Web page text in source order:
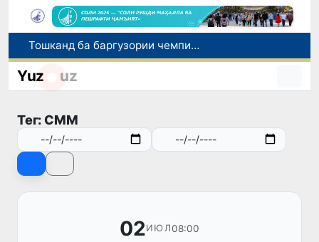
Тошканд ба баргузории чемпионати Осиё оид ба вазнабардорӣ омодагӣ мебинад
Шаҳрвандони Ӯзбекистон метавонанд дар доираи барномаи H-2A ба корҳои мавсимии кишоварзӣ дар ИМА сафарбар шаванд
Дар Қашқадарё анҷумани байналмилалии экологӣ бо иштироки ҷавонон аз нӯҳ кишвар баргузор мешавад
Yuz uz
Тег: СММ
02ИЮЛ08:00